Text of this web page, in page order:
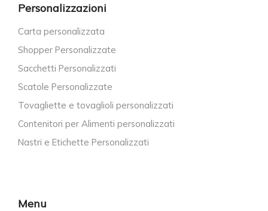
Personalizzazioni
Carta personalizzata
Shopper Personalizzate
Sacchetti Personalizzati
Scatole Personalizzate
Tovagliette e tovaglioli personalizzati
Contenitori per Alimenti personalizzati
Nastri e Etichette Personalizzati
Menu